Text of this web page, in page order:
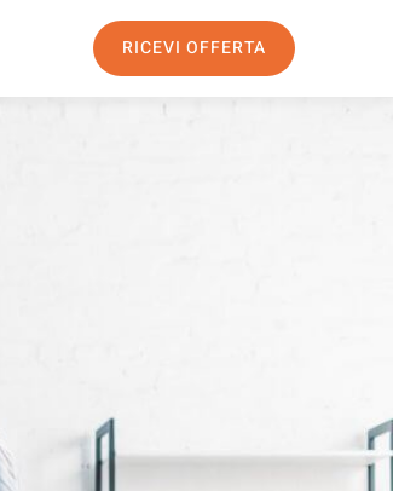
RICEVI OFFERTA